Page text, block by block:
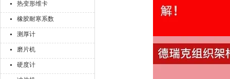
热变形维卡
橡胶耐寒系数
测厚计
磨片机
硬度计